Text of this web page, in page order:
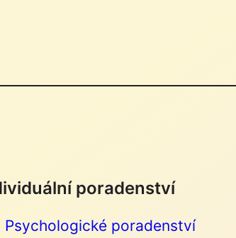
poradenství
Psychologické poradenství